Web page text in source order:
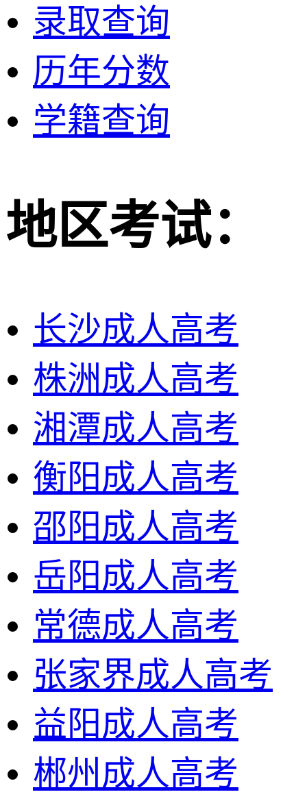
录取查询
历年分数
学籍查询
地区考试：
长沙成人高考
株洲成人高考
湘潭成人高考
衡阳成人高考
邵阳成人高考
岳阳成人高考
常德成人高考
张家界成人高考
益阳成人高考
郴州成人高考